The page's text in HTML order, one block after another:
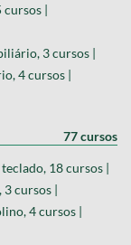
cursos |
3 cursos |
4 cursos |
77 cursos
18 cursos |
3 cursos |
4 cursos |